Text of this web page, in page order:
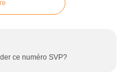
ce numéro SVP?